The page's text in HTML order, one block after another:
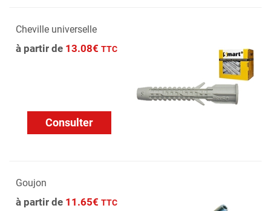
Cheville universelle
à partir de 13.08€ TTC
Consulter
Goujon
à partir de 11.65€ TTC